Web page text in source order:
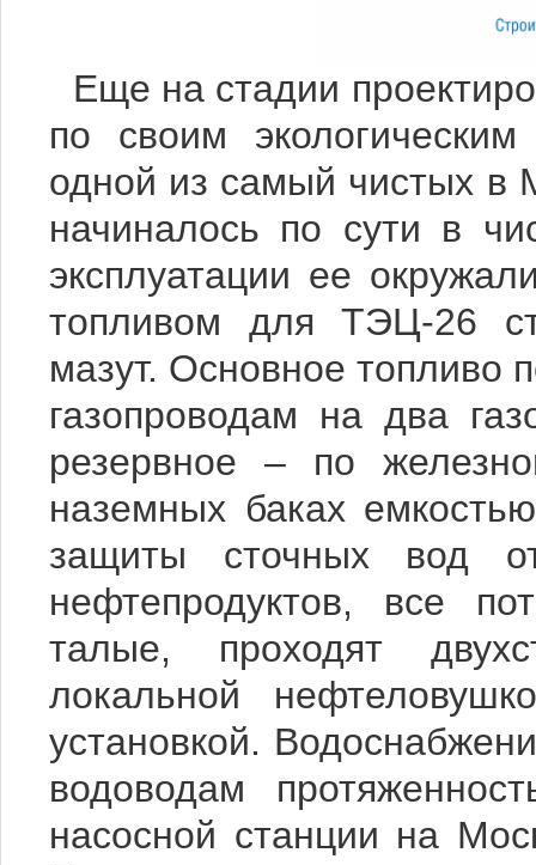
Еще на стадии
по своим
одной из самый чистых
начиналось по сути в
эксплуатации ее
топливом для ТЭЦ-26
мазут. Основное топливо
газопроводам на два
резервное – по
наземных баках
защиты сточных вод
нефтепродуктов, все
талые, проходят
локальной
установкой.
водоводам
насосной станции на